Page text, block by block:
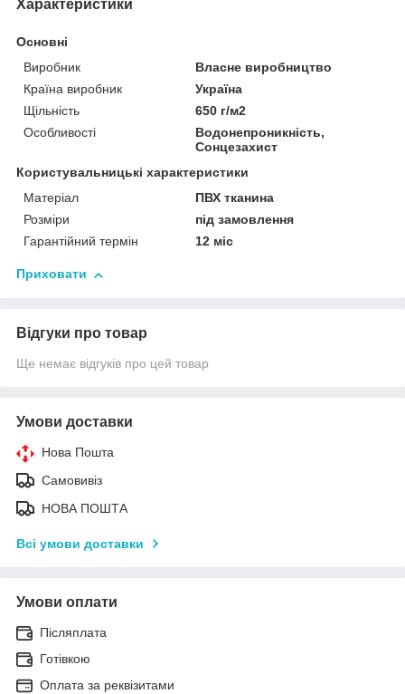
Характеристики
Основні
Виробник
Власне виробництво
Країна виробник
Україна
Щільність
650 г/м2
Особливості
Водонепроникність,
Сонцезахист
Користувальницькі характеристики
Матеріал
ПВХ тканина
Розміри
під замовлення
Гарантійний термін
12 міс
Приховати
Відгуки про товар
Ще немає відгуків про цей товар
Умови доставки
Нова Пошта
Самовивіз
НОВА ПОШТА
Всі умови доставки
Умови оплати
Післяплата
Готівкою
Оплата за реквізитами